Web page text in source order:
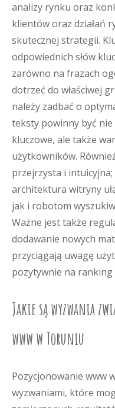
analizy rynku oraz
klientów oraz działań
skutecznej strategii.
odpowiednich słów
zarówno na frazach
dotrzeć do właściwej
należy zadbać o
teksty powinny być nie
kluczowe, ale także
użytkowników.
przejrzysta i
architektura witryny
jak i robotom
Ważne jest także
dodawanie nowych
przyciągają uwagę
pozytywnie na ranking
Jakie są wyzwania
www w Toruniu
Pozycjonowanie www
wyzwaniami, które